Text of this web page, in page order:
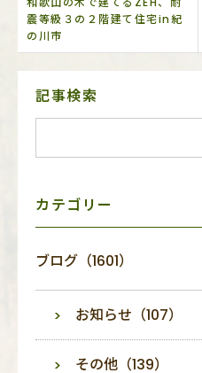
震等級３の２階建て住宅in紀
の川市
サ
ニ
記事検索
カテゴリー
ブログ（1601）
お知らせ（107）
その他（139）